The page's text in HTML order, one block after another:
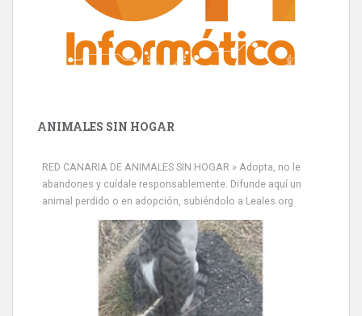
ANIMALES SIN HOGAR
RED CANARIA DE ANIMALES SIN HOGAR » Adopta, no le
abandones y cuídale responsablemente. Difunde aquí un
animal perdido o en adopción, subiéndolo a Leales.org